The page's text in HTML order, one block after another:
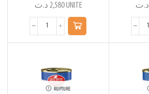
2,580 د.ت UNITE د.ت
RUPTURE